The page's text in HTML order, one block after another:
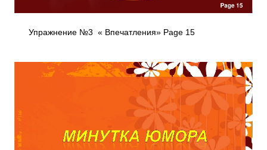
Упражнение №3 « Впечатления» Page 15